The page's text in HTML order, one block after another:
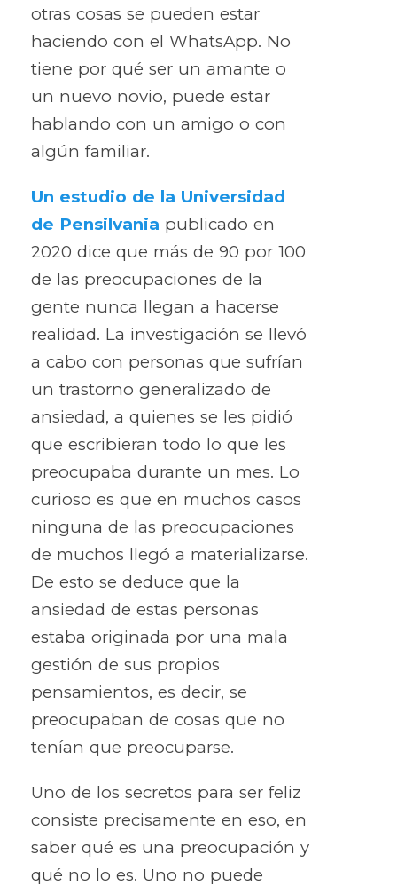
otras cosas se pueden estar
haciendo con el WhatsApp. No
tiene por qué ser un amante o
un nuevo novio, puede estar
hablando con un amigo o con
algún familiar.
Un estudio de la Universidad
de Pensilvania publicado en
2020 dice que más de 90 por 100
de las preocupaciones de la
gente nunca llegan a hacerse
realidad. La investigación se llevó
a cabo con personas que sufrían
un trastorno generalizado de
ansiedad, a quienes se les pidió
que escribieran todo lo que les
preocupaba durante un mes. Lo
curioso es que en muchos casos
ninguna de las preocupaciones
de muchos llegó a materializarse.
De esto se deduce que la
ansiedad de estas personas
estaba originada por una mala
gestión de sus propios
pensamientos, es decir, se
preocupaban de cosas que no
tenían que preocuparse.
Uno de los secretos para ser feliz
consiste precisamente en eso, en
saber qué es una preocupación y
qué no lo es. Uno no puede